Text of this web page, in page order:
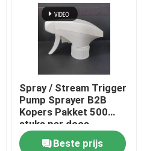
Spray / Stream Trigger
Pump Sprayer B2B
Kopers Pakket 500
stuks per doos
Beste prijs